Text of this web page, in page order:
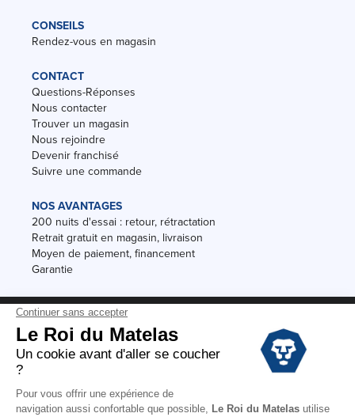
CONSEILS
Rendez-vous en magasin
CONTACT
Questions-Réponses
Nous contacter
Trouver un magasin
Nous rejoindre
Devenir franchisé
Suivre une commande
NOS AVANTAGES
200 nuits d'essai : retour, rétractation
Retrait gratuit en magasin, livraison
Moyen de paiement, financement
Garantie
Conditions des offres
Black Friday
Destockage